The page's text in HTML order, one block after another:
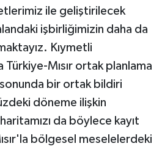
ile geliştirilecek
işbirliğimizin daha da
Kıymetli
Türkiye-Mısır ortak planlama
bir ortak bildiri
döneme ilişkin
da böylece kayıt
bölgesel meselelerdeki